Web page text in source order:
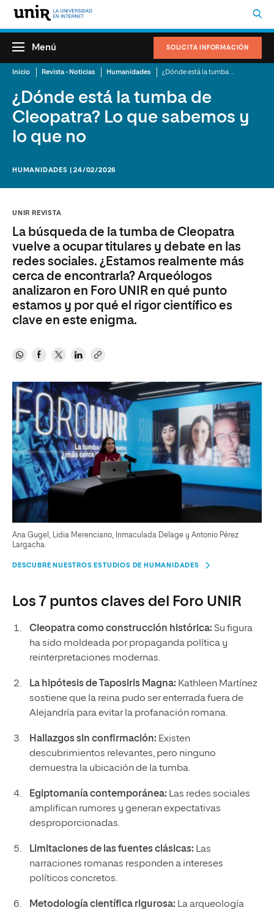
SOLICITA INFORMACIÓN
Menú
Inicio Revista - Noticias Humanidades
¿Dónde está la tumba de
Cleopatra? Lo que sabemos y
lo que no
HUMANIDADES | 24/02/2026
UNIR REVISTA
La búsqueda de la tumba de Cleopatra
vuelve a ocupar titulares y debate en las
redes sociales. ¿Estamos realmente más
cerca de encontrarla? Arqueólogos
analizaron en Foro UNIR en qué punto
estamos y por qué el rigor científico es
clave en este enigma.
Ana Gugel, Lidia Merenciano, Inmaculada Delage y Antonio Pérez
Largacha.
DESCUBRE NUESTROS ESTUDIOS DE HUMANIDADES
Los 7 puntos claves del Foro UNIR
Cleopatra como construcción histórica: Su figura
ha sido moldeada por propaganda política y
reinterpretaciones modernas.
La hipótesis de Taposiris Magna: Kathleen Martínez
sostiene que la reina pudo ser enterrada fuera de
Alejandría para evitar la profanación romana.
Hallazgos sin confirmación: Existen
descubrimientos relevantes, pero ninguno
demuestra la ubicación de la tumba.
Egiptomanía contemporánea: Las redes sociales
amplifican rumores y generan expectativas
desproporcionadas.
Limitaciones de las fuentes clásicas: Las
narraciones romanas responden a intereses
políticos concretos.
Metodología científica rigurosa: La arqueología